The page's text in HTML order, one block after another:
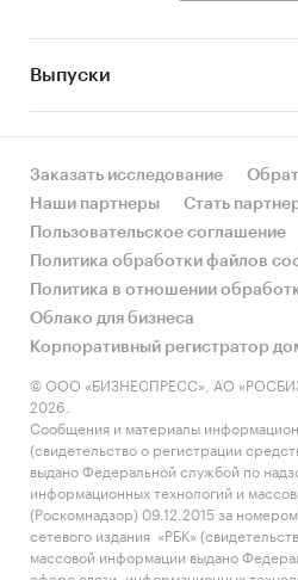
России?
• Рынок растет или
за счет реального спроса
динамикой других
• Какое место регион
своем федеральном
и по продажам на душу
• К какому сегменту
размеру и темпом роста
опережающей
динамикой) в
текущей ситуации?
региона с течением
• Насколько рынок
потенциал роста, если
регионами со схожими
Выпуски
Заказать исследование
Наши партнеры
Стать
Пользовательское соглашение
Политика обработки файлов
Политика в отношении
Облако для бизнеса
Корпоративный регистратор
© ООО «БИЗНЕСПРЕСС», АО
2026.
Сообщения и материалы
(свидетельство о регистрации
выдано Федеральной службой по
информационных технологий и
(Роскомнадзор) 09.12.2015 за
сетевого издания «РБК»
массовой информации выдано